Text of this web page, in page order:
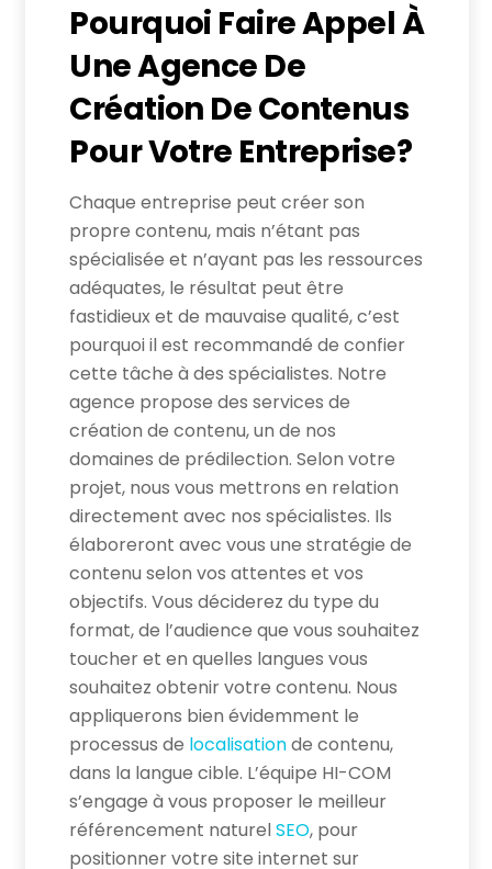
Pourquoi Faire Appel À
Une Agence De
Création De Contenus
Pour Votre Entreprise?
Chaque entreprise peut créer son
propre contenu, mais n’étant pas
spécialisée et n’ayant pas les ressources
adéquates, le résultat peut être
fastidieux et de mauvaise qualité, c’est
pourquoi il est recommandé de confier
cette tâche à des spécialistes. Notre
agence propose des services de
création de contenu, un de nos
domaines de prédilection. Selon votre
projet, nous vous mettrons en relation
directement avec nos spécialistes. Ils
élaboreront avec vous une stratégie de
contenu selon vos attentes et vos
objectifs. Vous déciderez du type du
format, de l’audience que vous souhaitez
toucher et en quelles langues vous
souhaitez obtenir votre contenu. Nous
appliquerons bien évidemment le
processus de localisationde contenu,
dans la langue cible. L’équipe HI-COM
s’engage à vous proposer le meilleur
référencement naturelSEO, pour
positionner votre site internet sur